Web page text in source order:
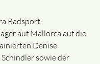
Radsport-
auf Mallorca auf die
Denise
sowie der